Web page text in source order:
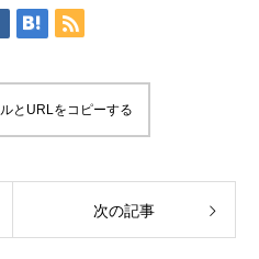
とURLをコピーする
次の記事